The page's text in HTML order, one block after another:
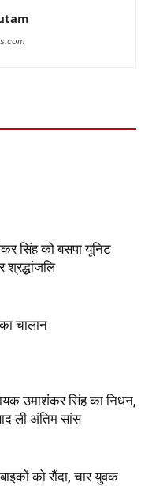
सिंह को बसपा यूनिट
श्रद्धांजलि
चालान
उमाशंकर सिंह का निधन,
ली अंतिम सांस
को रौंदा, चार युवक